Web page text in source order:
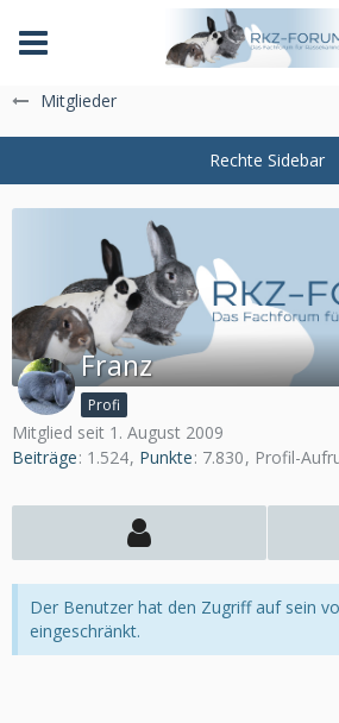
Das Fachforum der Rassekaninchenzucht
Mitglieder
Franz
Profi
Mitglied seit 1. August 2009
Beiträge 1.524 Punkte 7.830 Profil-
Der Benutzer hat den Zugriff auf sein
eingeschränkt.